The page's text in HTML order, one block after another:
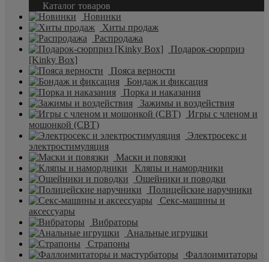
Каталог товаров
Новинки
Хиты продаж
Распродажа
Подарок-сюрприз
[Kinky Box]
Пояса верности
Бондаж и фиксация
Порка и наказания
Зажимы и воздействия
Игры с членом и
мошонкой (CBT)
Электросекс и
электростимуляция
Маски и повязки
Кляпы и намордники
Ошейники и поводки
Полицейские наручники
Секс-машины и
аксессуары
Вибраторы
Анальные игрушки
Страпоны
Фаллоимитаторы